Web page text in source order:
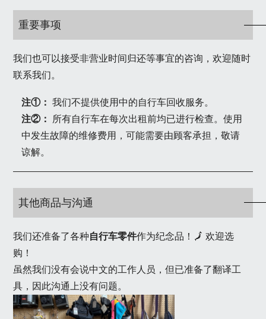
重要事项
我们也可以接受非营业时间归还等事宜的咨询，欢迎随时
联系我们。
注①： 我们不提供使用中的自行车回收服务。
注②：
所有自行车在每次出租前均已进行检查。使用
中发生故障的维修费用，可能需要由顾客承担，敬请
谅解。
其他商品与沟通
我们还准备了各种自行车零件作为纪念品！🗾 欢迎选
购！
虽然我们没有会说中文的工作人员，但已准备了翻译工
具，因此沟通上没有问题。